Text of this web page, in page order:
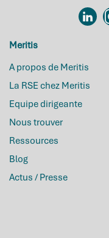
Meritis
A propos de Meritis
La RSE chez Meritis
Equipe dirigeante
Nous trouver
Ressources
Blog
Actus / Presse